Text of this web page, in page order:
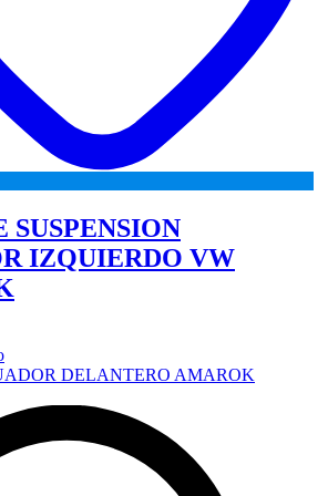
SUSPENSION
IZQUIERDO VW